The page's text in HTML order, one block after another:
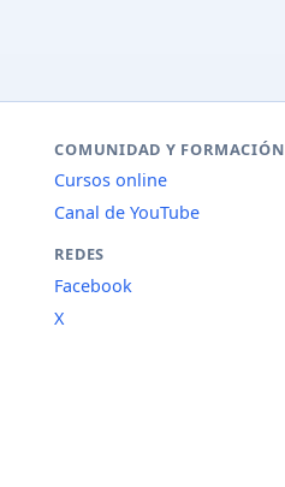
COMUNIDAD Y FORMACIÓN
Cursos online
Canal de YouTube
REDES
Facebook
X